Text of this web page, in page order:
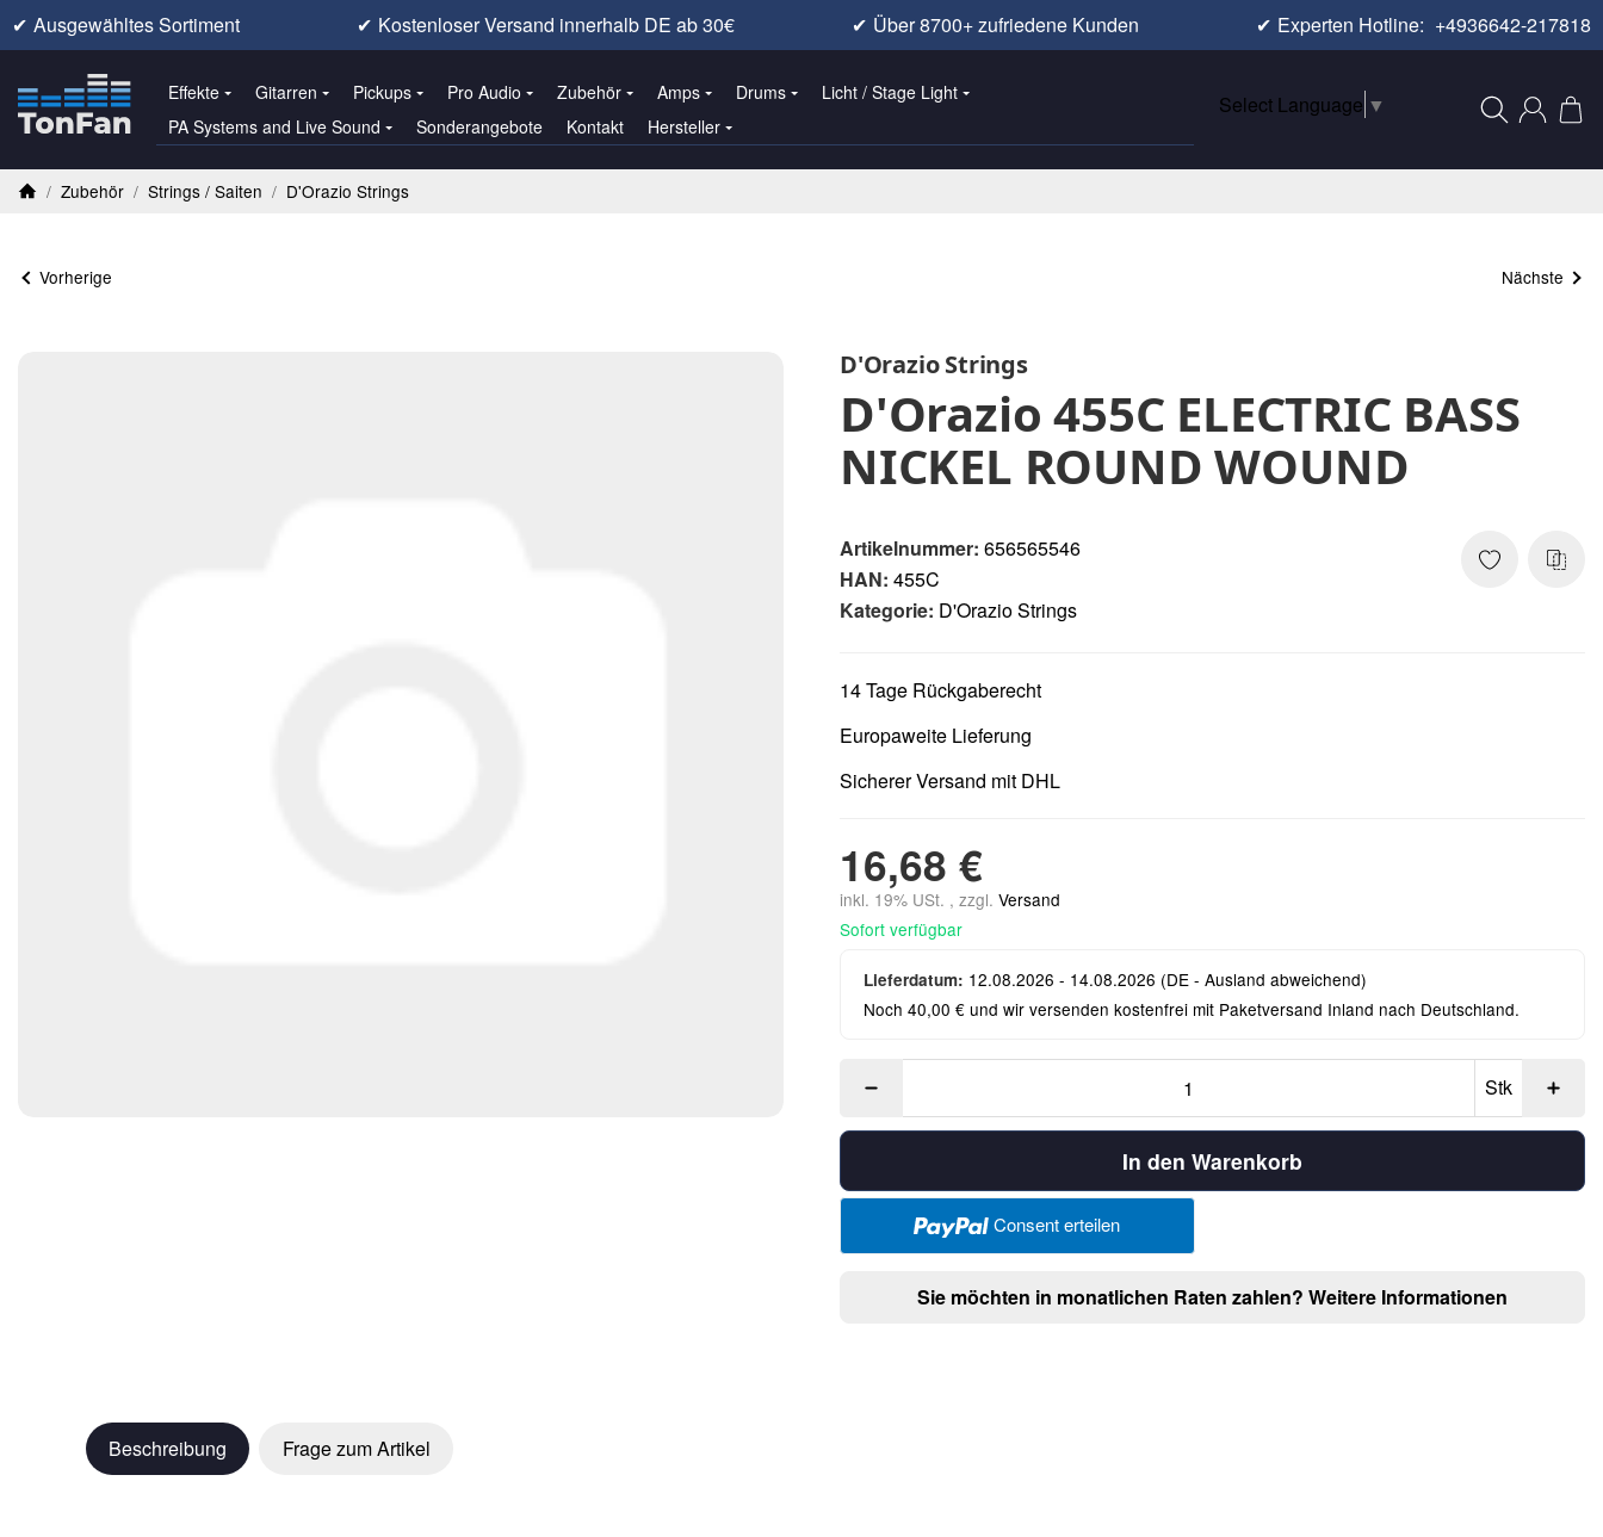
✔ Ausgewähltes Sortiment ✔ Kostenloser Versand innerhalb DE ab 30€ ✔ Über 8700+ zufriedene Kunden ✔ Experten Hotline: +4936642-217818
Effekte Gitarren Pickups Pro Audio Zubehör Amps Drums
Licht / Stage Light
PA Systems and Live Sound
Sonderangebote Kontakt Hersteller
Select Language ▼
/ Zubehör / Strings / Saiten / D'Orazio Strings
Vorherige Nächste
D'Orazio Strings
D'Orazio 455C ELECTRIC BASS
NICKEL ROUND WOUND
Artikelnummer: 656565546
HAN: 455C
Kategorie: D'Orazio Strings
14 Tage Rückgaberecht
Europaweite Lieferung
Sicherer Versand mit DHL
16,68 €
inkl. 19% USt. , zzgl. Versand
Sofort verfügbar
Lieferdatum: 12.08.2026 - 14.08.2026 (DE - Ausland abweichend)
Noch 40,00 € und wir versenden kostenfrei mit Paketversand Inland nach Deutschland.
Stk
In den Warenkorb
Consent erteilen
Sie möchten in monatlichen Raten zahlen? Weitere Informationen
Beschreibung Frage zum Artikel